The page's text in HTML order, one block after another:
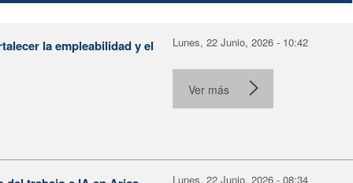
la empleabilidad y el Lunes, 22 Junio, 2026 - 10:42
Ver más
Lunes, 22 Junio, 2026 - 08:34